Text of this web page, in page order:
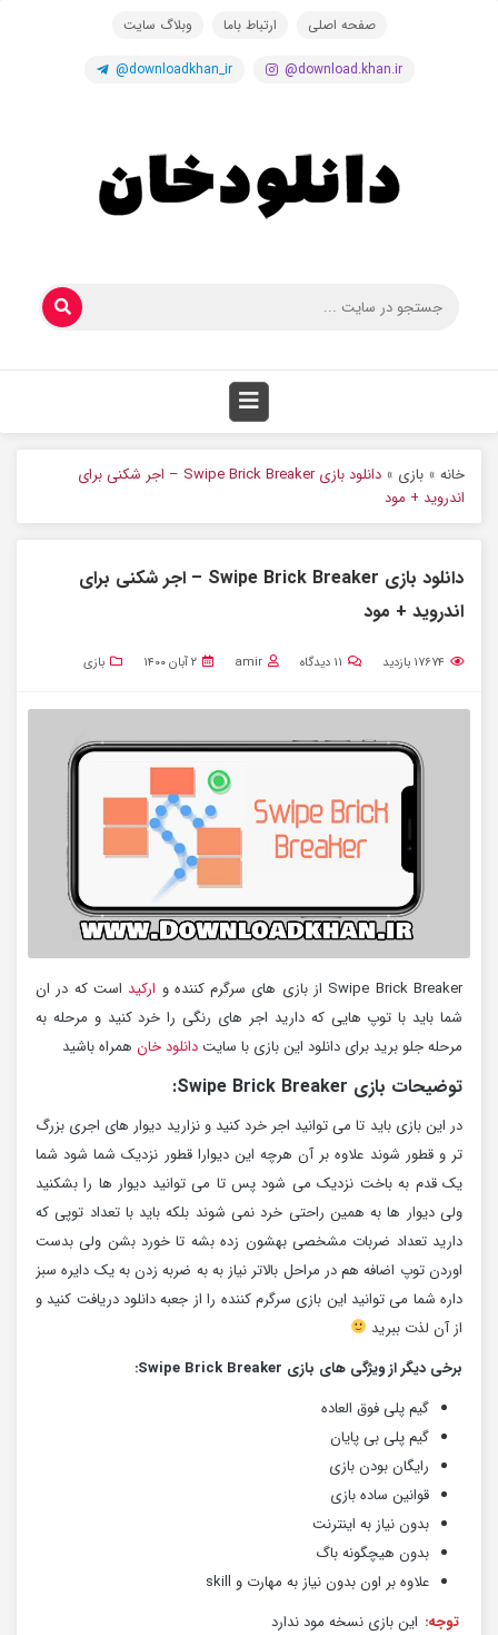
صفحه اصلی ارتباط باما وبلاگ سایت
@download.khan.ir
@downloadkhan_ir
خانه » بازی »
دانلود بازی Swipe Brick Breaker – اجر شکنی برای
اندروید + مود
دانلود بازی Swipe Brick Breaker – اجر شکنی برای
اندروید + مود
۱۷۶۷۴ بازدید ۱۱ دیدگاه amir ۲ آبان ۱۴۰۰ بازی
Swipe Brick Breaker از بازی های سرگرم کننده و ارکید است که در ان
شما باید با توپ هایی که دارید اجر های رنگی را خرد کنید و مرحله به
مرحله جلو برید برای دانلود این بازی با سایتدانلود خان همراه باشید
توضیحات بازی Swipe Brick Breaker:
در این بازی باید تا می توانید اجر خرد کنید و نزارید دیوار های اجری بزرگ
تر و قطور شوند علاوه بر آن هرچه این دیوارا قطور نزدیک شما شود شما
یک قدم به باخت نزدیک می شود پس تا می توانید دیوار ها را بشکنید
ولی دیوار ها به همین راحتی خرد نمی شوند بلکه باید با تعداد توپی که
دارید تعداد ضربات مشخصی بهشون زده بشه تا خورد بشن ولی بدست
اوردن توپ اضافه هم در مراحل بالاتر نیاز به به ضربه زدن به یک دایره سبز
داره شما می توانید این بازی سرگرم کننده را از جعبه دانلود دریافت کنید و
از آن لذت ببرید
برخی دیگر از ویژگی های بازی Swipe Brick Breaker:
گیم پلی فوق العاده
گیم پلی بی پایان
رایگان بودن بازی
قوانین ساده بازی
بدون نیاز به اینترنت
بدون هیچگونه باگ
علاوه بر اون بدون نیاز به مهارت و skill
توجه: این بازی نسخه مود ندارد